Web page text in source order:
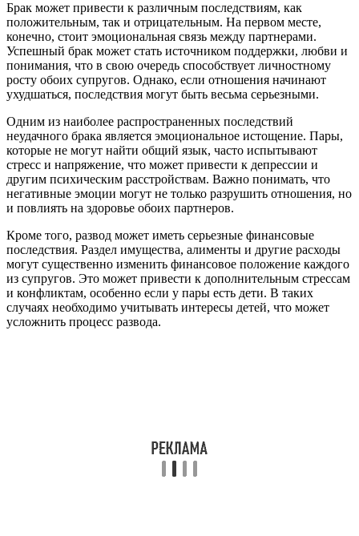
Брак может привести к различным последствиям, как
положительным, так и отрицательным. На первом месте,
конечно, стоит эмоциональная связь между партнерами.
Успешный брак может стать источником поддержки, любви и
понимания, что в свою очередь способствует личностному
росту обоих супругов. Однако, если отношения начинают
ухудшаться, последствия могут быть весьма серьезными.
Одним из наиболее распространенных последствий
неудачного брака является эмоциональное истощение. Пары,
которые не могут найти общий язык, часто испытывают
стресс и напряжение, что может привести к депрессии и
другим психическим расстройствам. Важно понимать, что
негативные эмоции могут не только разрушить отношения, но
и повлиять на здоровье обоих партнеров.
Кроме того, развод может иметь серьезные финансовые
последствия. Раздел имущества, алименты и другие расходы
могут существенно изменить финансовое положение каждого
из супругов. Это может привести к дополнительным стрессам
и конфликтам, особенно если у пары есть дети. В таких
случаях необходимо учитывать интересы детей, что может
усложнить процесс развода.